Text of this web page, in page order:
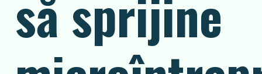
să sprijine